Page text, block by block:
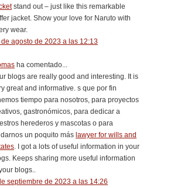
stand out – just like this remarkable
jacket. Show your love for Naruto with
wear.
agosto de 2023 a las 12:13
ha comentado...
blogs are really good and interesting. It is
great and informative. s que por fin
tiempo para nosotros, para proyectos
gastronómicos, para dedicar a
herederos y mascotas o para
un poquito más lawyer for wills and
. I got a lots of useful information in your
Keeps sharing more useful information
blogs..
septiembre de 2023 a las 14:26